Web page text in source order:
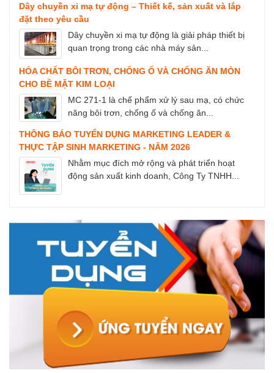
Dây chuyền xi mạ tự động – Thiết kế, sản xuất và lắp
đặt theo yêu cầu
Dây chuyền xi mạ tự động là giải pháp thiết bị
quan trọng trong các nhà máy sản...
HÓA CHẤT BÔI TRƠN, CHỐNG Ố VÀ CHỐNG ĂN MÒN
CHO BỀ MẶT KIM LOẠI
MC 271-1 là chế phẩm xử lý sau mạ, có chức
năng bôi trơn, chống ố và chống ăn...
THÔNG BÁO TUYỂN DỤNG MARKETING LEADER &
THỰC TẬP SINH MARKETING - NĂM 2026
Nhằm mục đích mở rộng và phát triển hoạt
động sản xuất kinh doanh, Công Ty TNHH...